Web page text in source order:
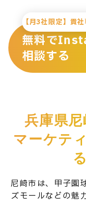
【月3社限定】貴
無料で
相談する
兵庫県
マーケテ
尼崎市は、甲子園
ズモールなどの魅